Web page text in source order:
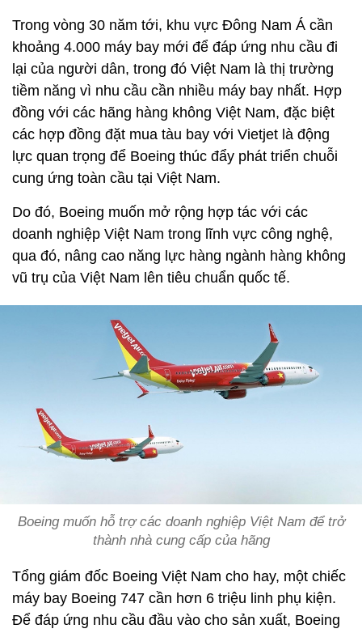
Trong vòng 30 năm tới, khu vực Đông Nam Á cần
khoảng 4.000 máy bay mới để đáp ứng nhu cầu đi
lại của người dân, trong đó Việt Nam là thị trường
tiềm năng vì nhu cầu cần nhiều máy bay nhất. Hợp
đồng với các hãng hàng không Việt Nam, đặc biệt
các hợp đồng đặt mua tàu bay với Vietjet là động
lực quan trọng để Boeing thúc đẩy phát triển chuỗi
cung ứng toàn cầu tại Việt Nam.
Do đó, Boeing muốn mở rộng hợp tác với các
doanh nghiệp Việt Nam trong lĩnh vực công nghệ,
qua đó, nâng cao năng lực hàng ngành hàng không
vũ trụ của Việt Nam lên tiêu chuẩn quốc tế.
Boeing muốn hỗ trợ các doanh nghiệp Việt Nam để trở
thành nhà cung cấp của hãng
Tổng giám đốc Boeing Việt Nam cho hay, một chiếc
máy bay Boeing 747 cần hơn 6 triệu linh phụ kiện.
Để đáp ứng nhu cầu đầu vào cho sản xuất, Boeing